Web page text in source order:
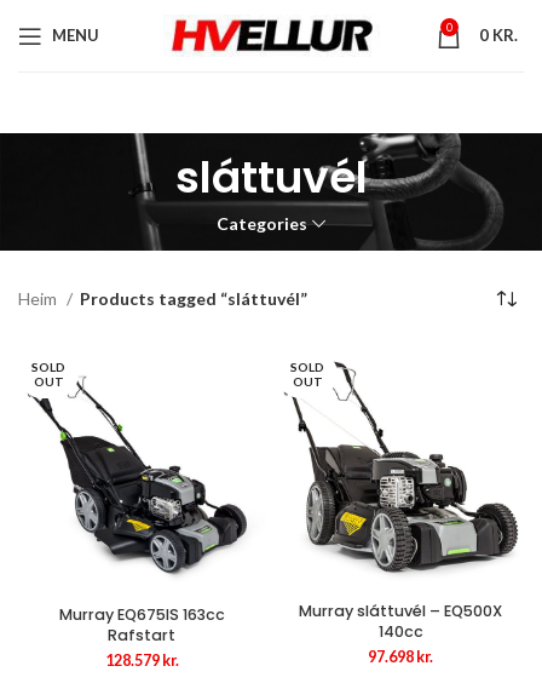
MENU 0 0 KR.
sláttuvél
Categories
Heim Products tagged “sláttuvél”
SOLD
OUT
Murray EQ675IS 163cc
Rafstart
128.579 kr.
SOLD
OUT
Murray sláttuvél – EQ500X
140cc
97.698 kr.